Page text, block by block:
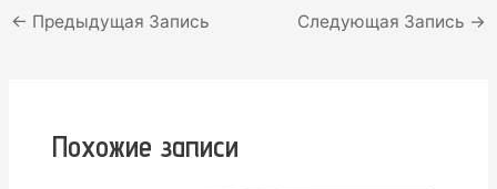
Навигация
← Предыдущая Запись Следующая Запись →
Похожие записи